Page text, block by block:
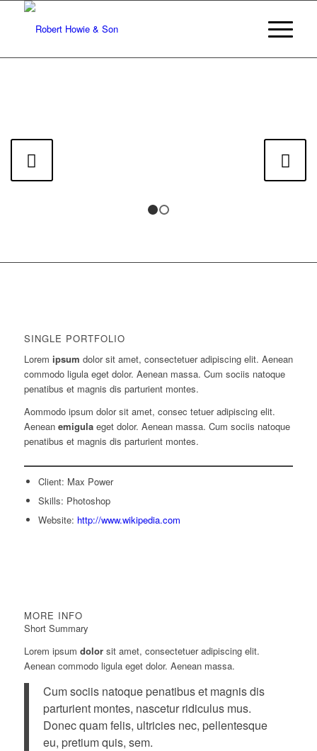
SINGLE PORTFOLIO
Lorem ipsum dolor sit amet, consectetuer adipiscing elit. Aenean
commodo ligula eget dolor. Aenean massa. Cum sociis natoque
penatibus et magnis dis parturient montes.
Aommodo ipsum dolor sit amet, consec tetuer adipiscing elit.
Aenean emigulaeget dolor. Aenean massa. Cum sociis natoque
penatibus et magnis dis parturient montes.
Client: Max Power
Skills: Photoshop
Website: http://www.wikipedia.com
MORE INFO
Short Summary
Lorem ipsum dolorsit amet, consectetuer adipiscing elit.
Aenean commodo ligula eget dolor. Aenean massa.
Cum sociis natoque penatibus et magnis dis
parturient montes, nascetur ridiculus mus.
Donec quam felis, ultricies nec, pellentesque
eu, pretium quis, sem.